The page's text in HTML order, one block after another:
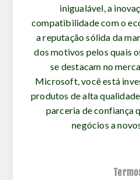
inigualável, a
compatibilidade com o
a reputação sólida da
dos motivos pelos quais
se destacam no
Microsoft, você está
produtos de alta
parceria de confiança
negócios a